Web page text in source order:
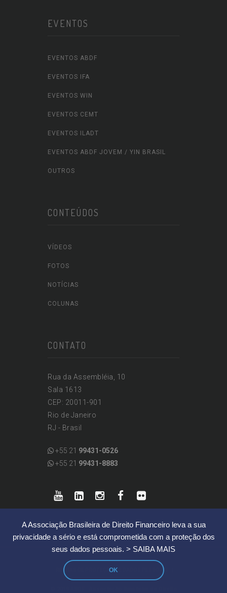
A Associação Brasileira de Direito Financeiro leva a sua
privacidade a sério e está comprometida com a proteção dos
seus dados pessoais. > SAIBA MAIS
OK
EVENTOS
EVENTOS ABDF
EVENTOS IFA
EVENTOS WIN
EVENTOS CEMT
EVENTOS ILADT
EVENTOS ABDF JOVEM / YIN BRASIL
OUTROS
CONTEÚDOS
VÍDEOS
FOTOS
NOTÍCIAS
COLUNAS
CONTATO
Rua da Assembléia, 10
Sala 1613
CEP: 20011-901
Rio de Janeiro
RJ - Brasil
+55 21 99431-0526
+55 21 99431-8883
REGRAS DE PROTEÇÃO DE DADOS PESSOAIS